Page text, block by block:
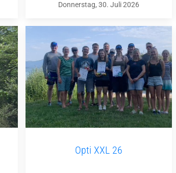
Donnerstag, 30. Juli 2026
Opti XXL 26